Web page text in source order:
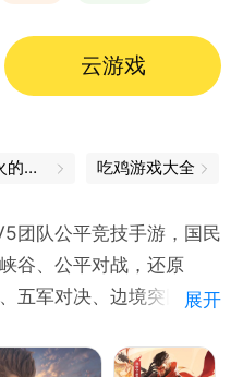
云游戏
最近最火的游戏 吃鸡游戏大全
团队公平竞技手游，国民
谷、公平对战，还原
五军对决、边境突围等，
英雄任凭选择，一血、五
展开